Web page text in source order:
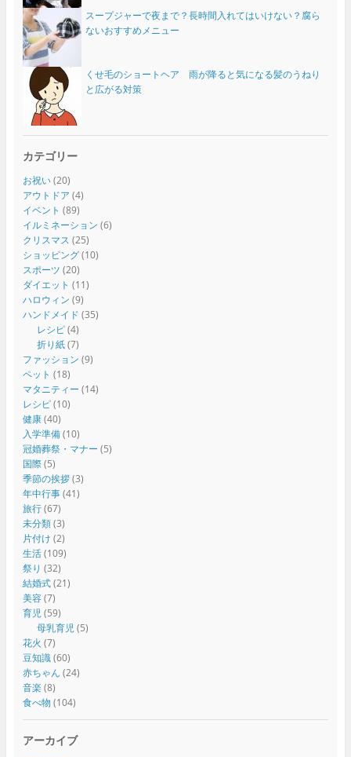
スープジャーで夜まで？長時間入れてはいけない？腐ら
ないおすすめメニュー
くせ毛のショートヘア 雨が降ると気になる髪のうねり
と広がる対策
カテゴリー
お祝い(20)
アウトドア (4)
イベント (89)
イルミネーション (6)
クリスマス (25)
ショッピング(10)
スポーツ (20)
ダイエット (11)
ハロウィン (9)
ハンドメイド (35)
レシピ(4)
折り紙(7)
ファッション (9)
ペット (18)
マタニティー (14)
レシピ(10)
健康(40)
入学準備(10)
冠婚葬祭・マナー (5)
国際(5)
季節の挨拶(3)
年中行事(41)
旅行(67)
未分類(3)
片付け (2)
生活(109)
祭り (32)
結婚式(21)
美容(7)
育児(59)
母乳育児(5)
花火(7)
豆知識(60)
赤ちゃん (24)
音楽 (8)
食べ物 (104)
アーカイブ